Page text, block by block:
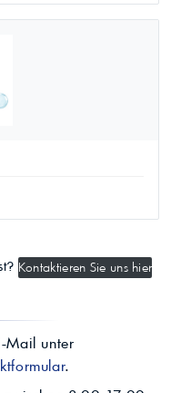
Kontaktieren Sie uns hier
Mail unter
.